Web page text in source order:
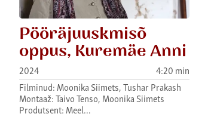
Pööräjuuskmisõ
oppus, Kuremäe Anni
2024
4:20 min
Filminud: Moonika Siimets, Tushar Prakash
Montaaž: Taivo Tenso, Moonika Siimets
Produtsent: Meel…